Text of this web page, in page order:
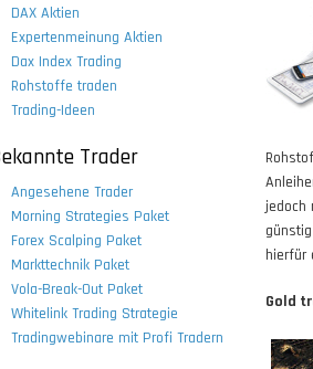
DAX Aktien
Expertenmeinung Aktien
Dax Index Trading
Rohstoffe traden
Trading-Ideen
Trader
Angesehene Trader
Morning Strategies Paket
Forex Scalping Paket
Markttechnik Paket
Vola-Break-Out Paket
Whitelink Trading Strategie
Tradingwebinare mit Profi Tradern
jedoch
hierfür
Gold